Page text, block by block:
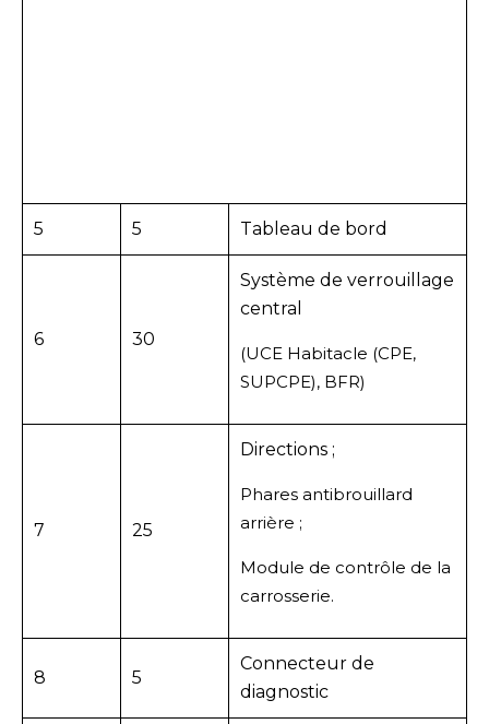
5 5 Tableau de bord
6 30
Système de verrouillage
central
(UCE Habitacle (CPE,
SUPCPE), BFR)
7 25
Directions ;
Phares antibrouillard
arrière ;
Module de contrôle de la
carrosserie.
8 5
Connecteur de
diagnostic